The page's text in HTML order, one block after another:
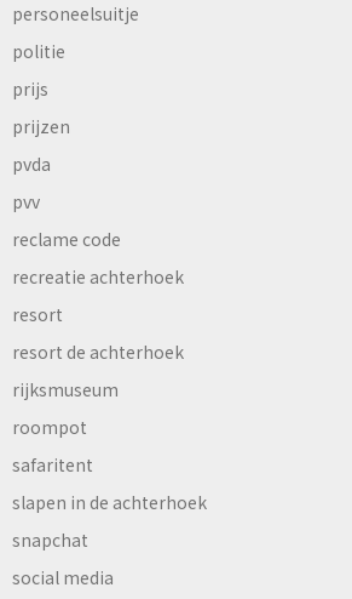
personeelsuitje
politie
prijs
prijzen
pvda
pvv
reclame code
recreatie achterhoek
resort
resort de achterhoek
rijksmuseum
roompot
safaritent
slapen in de achterhoek
snapchat
social media